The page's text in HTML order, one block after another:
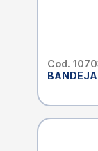
Cod.